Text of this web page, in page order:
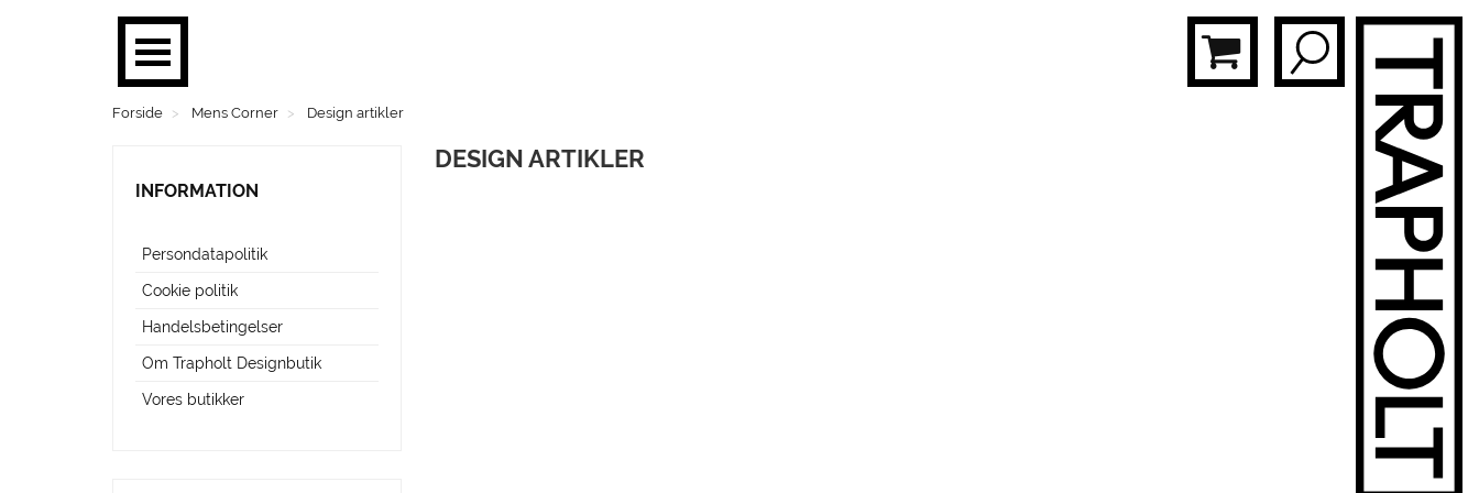
PLAKATER
FASHION
SMYKKER
Forside Mens Corner Design artikler
INFORMATION
Persondatapolitik
Cookie politik
Handelsbetingelser
Om Trapholt Designbutik
Vores butikker
DESIGN ARTIKLER